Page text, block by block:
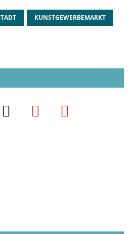
KUNSTGEWERBEMARKT